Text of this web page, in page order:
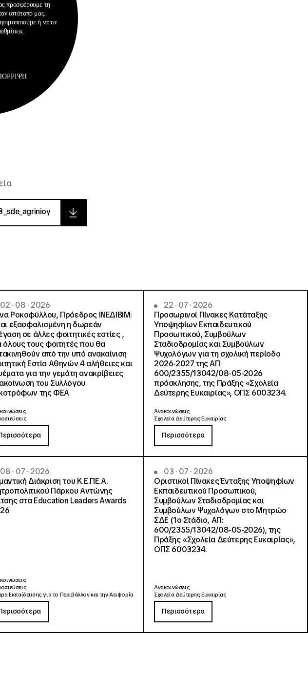
02 · 08 · 2026
Ροκοφύλλου, Πρόεδρος ΙΝΕΔΙΒΙΜ:
εξασφαλισμένη η δωρεάν
σε άλλες φοιτητικές εστίες ,
όλους τους φοιτητές που θα
από την υπό ανακαίνιση
Εστία Αθηνών 4 αλήθειες και
για την γεμάτη ανακρίβειες
του Συλλόγου
της ΦΕΑ
22 · 07 · 2026
Προσωρινοί Πίνακες Κατάταξης
Υποψηφίων Εκπαιδευτικού
Προσωπικού, Συμβούλων
Σταδιοδρομίας και Συμβούλων
Ψυχολόγων για τη σχολική περίοδο
2026-2027 της ΑΠ
600/2355/13042/08-05-2026
πρόσκλησης, της Πράξης «Σχολεία
Δεύτερης Ευκαιρίας», ΟΠΣ 6003234.
Ανακοινώσεις
Σχολεία Δεύτερης Ευκαιρίας
Περισσότερα
08 · 07 · 2026
Διάκριση του Κ.Ε.ΠΕ.Α.
Πάρκου Αντώνης
στα Education Leaders Awards
Εκπαίδευσης για το Περιβάλλον και την Αειφορία
03 · 07 · 2026
Οριστικοί Πίνακες Ένταξης Υποψηφίων
Εκπαιδευτικού Προσωπικού,
Συμβούλων Σταδιοδρομίας και
Συμβούλων Ψυχολόγων στο Μητρώο
ΣΔΕ (1ο Στάδιο, ΑΠ:
600/2355/13042/08-05-2026), της
Πράξης «Σχολεία Δεύτερης Ευκαιρίας»,
ΟΠΣ 6003234.
Ανακοινώσεις
Σχολεία Δεύτερης Ευκαιρίας
Περισσότερα
προσφέρουμε τη
ιστότοπό μας.
ή να τα